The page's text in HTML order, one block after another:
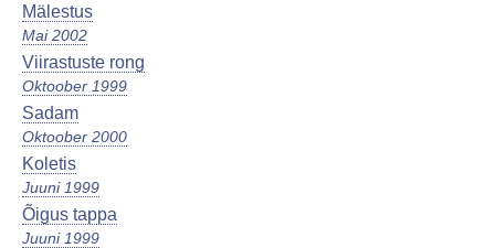
Mälestus
Mai 2002
Viirastuste rong
Oktoober 1999
Sadam
Oktoober 2000
Koletis
Juuni 1999
Õigus tappa
Juuni 1999